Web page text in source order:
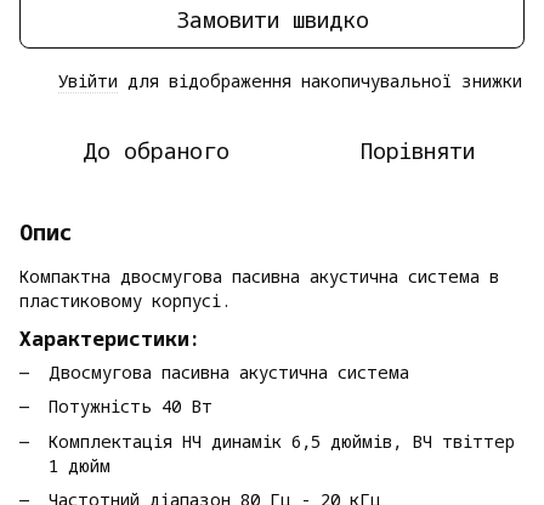
Замовити швидко
Увійти для відображення накопичувальної знижки
До обраного Порівняти
Опис
Компактна двосмугова пасивна акустична система в
пластиковому корпусі.
Характеристики:
Двосмугова пасивна акустична система
Потужність 40 Вт
Комплектація НЧ динамік 6,5 дюймів, ВЧ твіттер
1 дюйм
Частотний діапазон 80 Гц - 20 кГц